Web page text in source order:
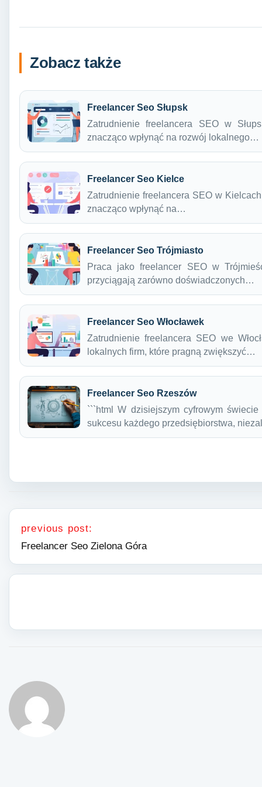
Zobacz także
Freelancer Seo Słupsk
Zatrudnienie freelancera SEO w
znacząco wpłynąć na rozwój lokalnego…
Freelancer Seo Kielce
Zatrudnienie freelancera SEO w
znacząco wpłynąć na…
Freelancer Seo Trójmiasto
Praca jako freelancer SEO w
przyciągają zarówno doświadczonych…
Freelancer Seo Włocławek
Zatrudnienie freelancera SEO we
lokalnych firm, które pragną zwiększyć…
Freelancer Seo Rzeszów
```html W dzisiejszym cyfrowym
sukcesu każdego przedsiębiorstwa,
Nawigacja wpisu
previous post:
Freelancer Seo Zielona Góra